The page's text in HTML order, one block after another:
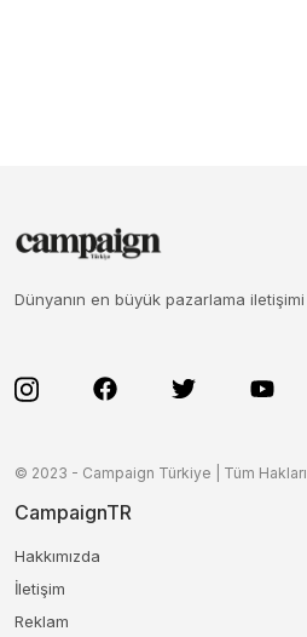
Dünyanın en büyük pazarlama
© 2023 - Campaign Türkiye | Tüm Hakları
CampaignTR
Hakkımızda
İletişim
Reklam